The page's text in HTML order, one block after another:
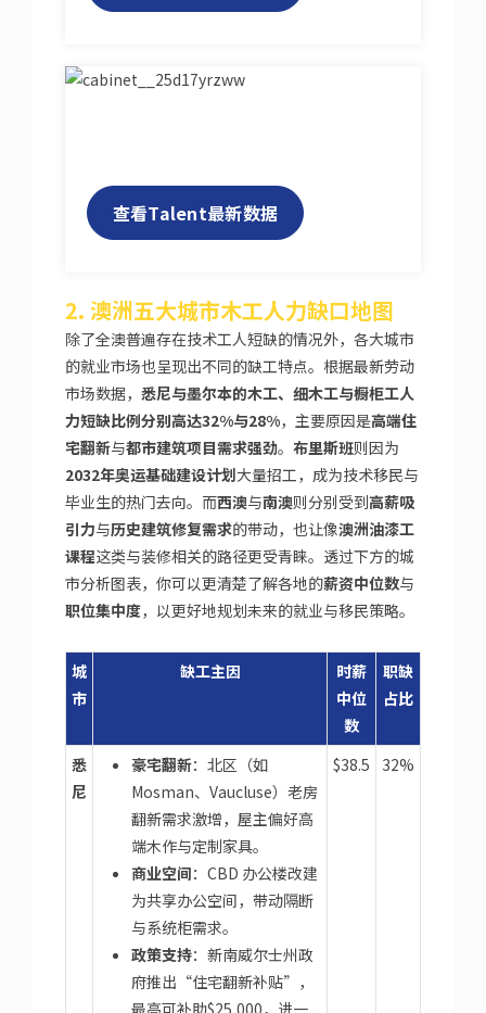
查看Talent最新数据
2. 澳洲五大城市木工人力缺口地图
除了全澳普遍存在技术工人短缺的情况外，各大城市
的就业市场也呈现出不同的缺工特点。根据最新劳动
市场数据， 悉尼与墨尔本的木工、细木工与橱柜工人
力短缺比例分别高达32%与28%，主要原因是高端住
宅翻新与都市建筑项目需求强劲。 布里斯班则因为
2032年奥运基础建设计划大量招工，成为技术移民与
毕业生的热门去向。而西澳与南澳则分别受到高薪吸
引力与历史建筑修复需求的带动，也让像澳洲油漆工
课程这类与装修相关的路径更受青睐。透过下方的城
市分析图表，你可以更清楚了解各地的薪资中位数与
职位集中度，以更好地规划未来的就业与移民策略。
城
市
缺工主因
时薪
中位
数
职缺
占比
悉
尼
豪宅翻新：北区（如
Mosman、Vaucluse）老房
翻新需求激增，屋主偏好高
端木作与定制家具。
商业空间：CBD 办公楼改建
为共享办公空间，带动隔断
与系统柜需求。
政策支持：新南威尔士州政
府推出“住宅翻新补贴”，
$38.5 32%